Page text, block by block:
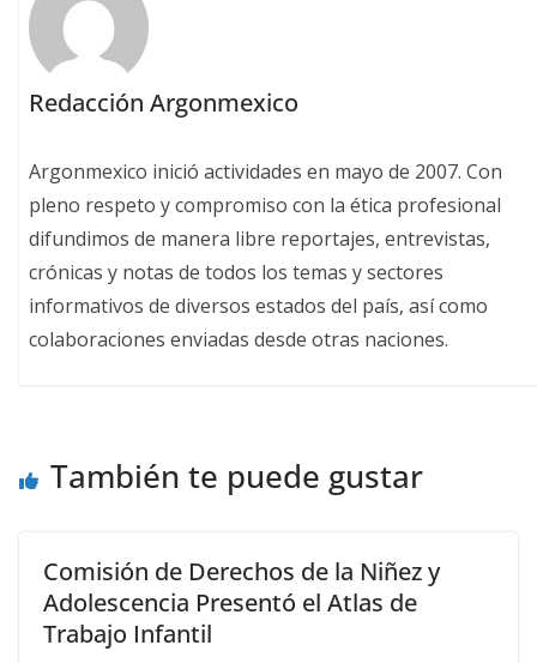
Redacción Argonmexico
Argonmexico inició actividades en mayo de 2007. Con
pleno respeto y compromiso con la ética profesional
difundimos de manera libre reportajes, entrevistas,
crónicas y notas de todos los temas y sectores
informativos de diversos estados del país, así como
colaboraciones enviadas desde otras naciones.
También te puede gustar
Comisión de Derechos de la Niñez y
Adolescencia Presentó el Atlas de
Trabajo Infantil